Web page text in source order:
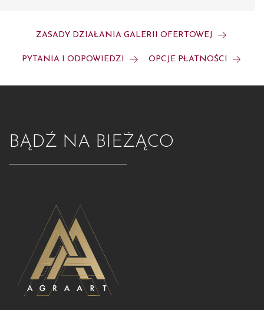
ZASADY DZIAŁANIA GALERII OFERTOWEJ
PYTANIA I ODPOWIEDZI OPCJE PŁATNOŚCI
BĄDŹ NA BIEŻĄCO